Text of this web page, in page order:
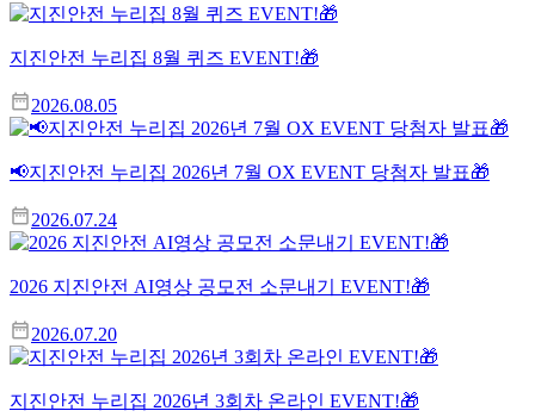
지진안전 누리집 8월 퀴즈 EVENT!🎁
2026.08.05
📢지진안전 누리집 2026년 7월 OX EVENT 당첨자 발표🎁
2026.07.24
2026 지진안전 AI영상 공모전 소문내기 EVENT!🎁
2026.07.20
지진안전 누리집 2026년 3회차 온라인 EVENT!🎁